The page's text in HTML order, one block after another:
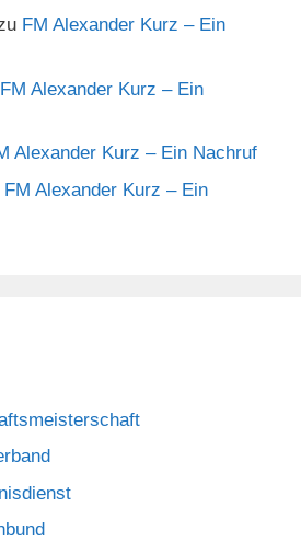
FM Alexander Kurz – Ein
FM Alexander Kurz – Ein
Alexander Kurz – Ein Nachruf
FM Alexander Kurz – Ein